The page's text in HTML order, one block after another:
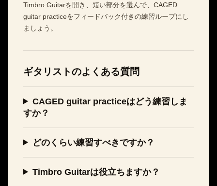
Timbro Guitarを開き、短い部分を選んで、CAGED
guitar practiceをフィードバック付きの練習ループにし
ましょう。
ギタリストのよくある質問
CAGED guitar practiceはどう練習しま
すか？
どのくらい練習すべきですか？
Timbro Guitarは役立ちますか？